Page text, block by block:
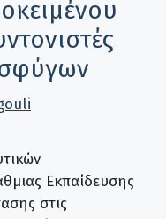
Εκπαίδευσης
στις